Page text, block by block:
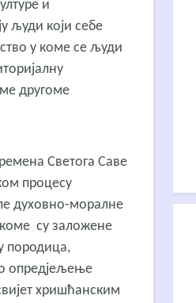
и
људи који себе
у коме се људи
другоме
Светога Саве
процесу
духовно-моралне
коме су заложене
породица,
опредјељење
хришћанским